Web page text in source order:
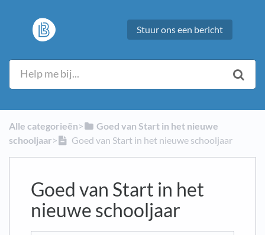
Stuur ons een bericht
Alle categorieën​>​
​Goed van Start in het nieuwe
schooljaar​>​ Goed van Start in het nieuwe schooljaar
Goed van Start in het
nieuwe schooljaar